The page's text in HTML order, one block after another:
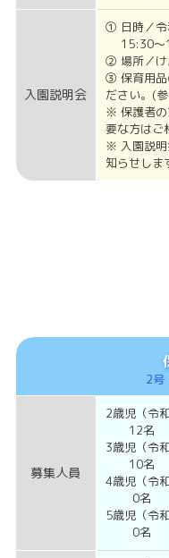
入園説明会
① 日時／令
15:30～
② 場所／
③ 保育用品
ださい。(
※ 保護者の
要な方はご
※ 入園説明
知らせしま
2号
募集人員
2歳児（令
12名
3歳児（令
10名
4歳児（令
0名
5歳児（令
0名